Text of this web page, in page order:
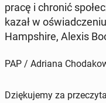
pracę i chronić
ka­zał w
Hamp­shi­re, Alexis
PAP / Adriana
Dziękujemy za